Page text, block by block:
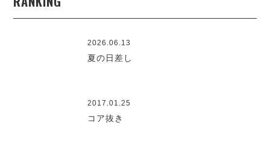
2026.06.13
夏の日差し
2017.01.25
コア抜き